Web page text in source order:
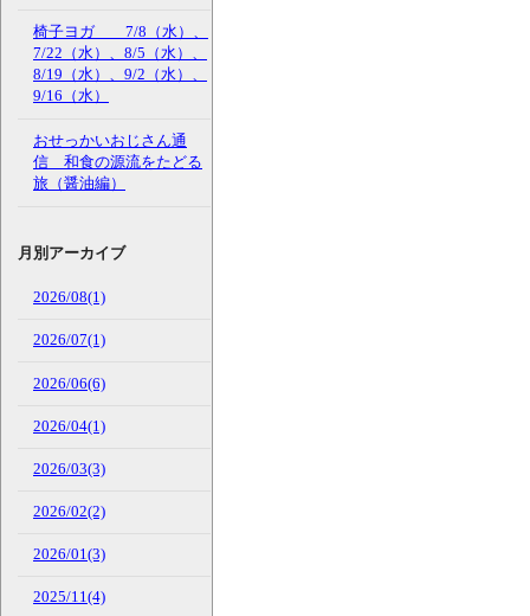
椅子ヨガ 7/8（水）、
7/22（水）、8/5（水）、
8/19（水）、9/2（水）、
9/16（水）
おせっかいおじさん通
信 和食の源流をたどる
旅（醤油編）
月別アーカイブ
2026/08(1)
2026/07(1)
2026/06(6)
2026/04(1)
2026/03(3)
2026/02(2)
2026/01(3)
2025/11(4)